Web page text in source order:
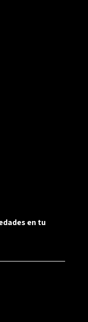
en tu